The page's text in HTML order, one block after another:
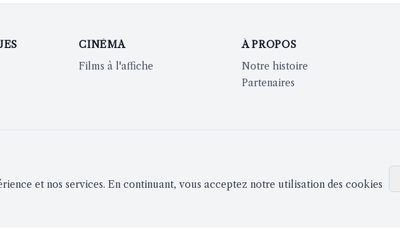
CINÉMA
Films à l'affiche
À PROPOS
Notre histoire
Partenaires
et nos services. En continuant, vous acceptez notre utilisation des cookies